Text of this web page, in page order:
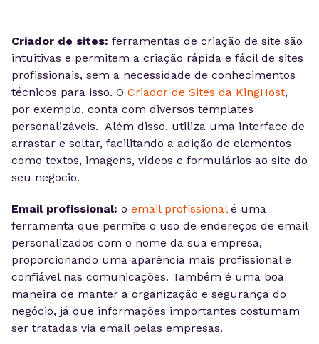
Criador de sites: ferramentas de criação de site são
intuitivas e permitem a criação rápida e fácil de sites
profissionais, sem a necessidade de conhecimentos
técnicos para isso. O Criador de Sites da KingHost,
por exemplo, conta com diversos templates
personalizáveis. Além disso, utiliza uma interface de
arrastar e soltar, facilitando a adição de elementos
como textos, imagens, vídeos e formulários ao site do
seu negócio.
Email profissional: o email profissionalé uma
ferramenta que permite o uso de endereços de email
personalizados com o nome da sua empresa,
proporcionando uma aparência mais profissional e
confiável nas comunicações. Também é uma boa
maneira de manter a organização e segurança do
negócio, já que informações importantes costumam
ser tratadas via email pelas empresas.